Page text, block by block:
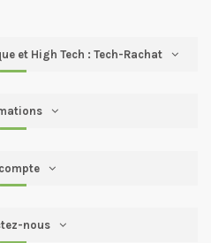
et High Tech : Tech-Rachat
nous